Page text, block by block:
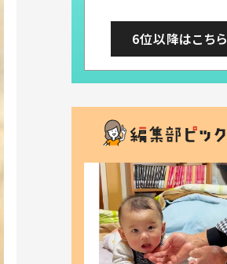
6位以降はこちら